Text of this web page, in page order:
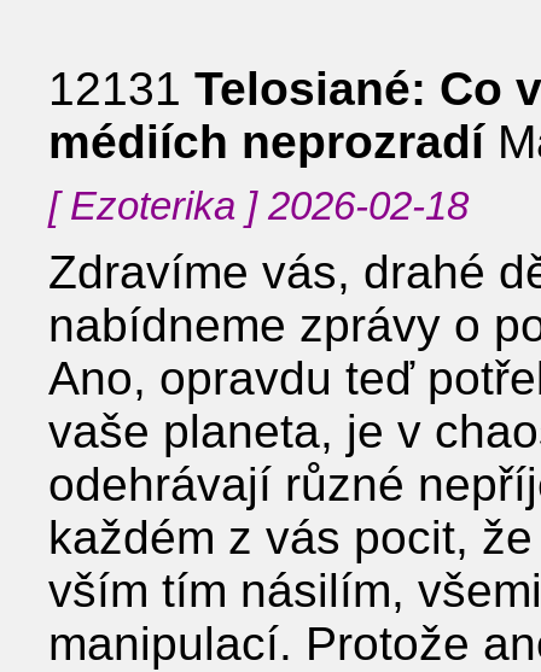
12131 Telosiané: Co
médiích neprozradí
[ Ezoterika ] 2026-02-18
Zdravíme vás, drahé
nabídneme zprávy o
Ano, opravdu teď
vaše planeta, je v
odehrávají různé
každém z vás pocit,
vším tím násilím,
manipulací. Protože